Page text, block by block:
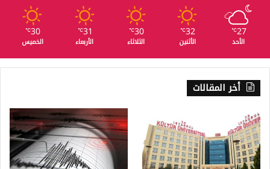
27
℃
الأحد
32
℃
الأثنين
30
℃
الثلاثاء
31
℃
الأربعاء
30
℃
الخميس
أخر المقالات